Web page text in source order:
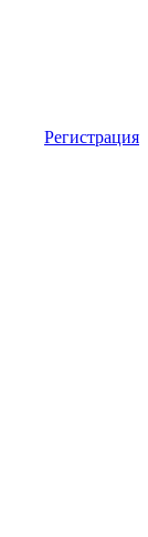
Регистрация